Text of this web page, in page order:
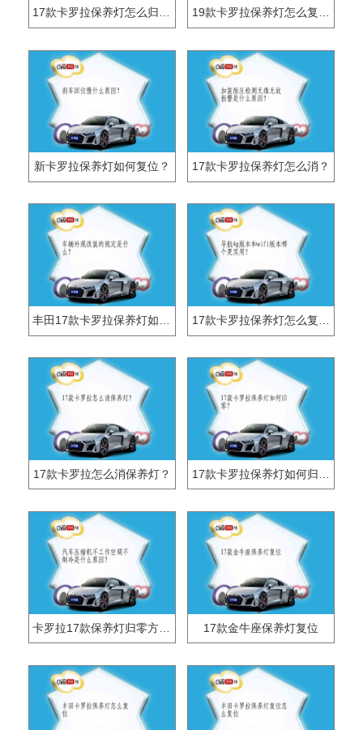
新卡罗拉保养灯如何复位？ 17款卡罗拉保养灯怎么消？
17款卡罗拉怎么消保养灯？
17款金牛座保养灯复位